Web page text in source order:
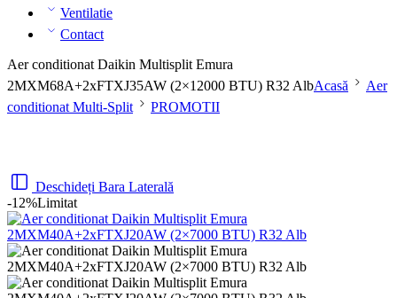
Ventilatie
Contact
Aer conditionat Daikin Multisplit Emura
2MXM68A+2xFTXJ35AW (2×12000 BTU) R32 AlbAcasă
Aer
conditionat Multi-Split
PROMOTII
Deschideți Bara Laterală
-12%Limitat